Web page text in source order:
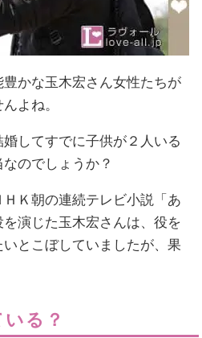
かな玉木宏さん女性たちが
よね。
してすでに子供が２人いる
のでしょうか？
Ｋ朝の連続テレビ小説「あ
演じた玉木宏さんは、役を
とこぼしていましたが、果
る？